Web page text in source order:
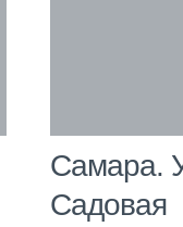
Самара.
Садовая